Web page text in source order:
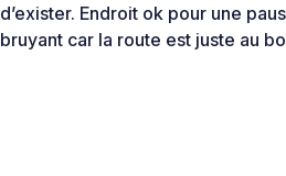
d’exister. Endroit ok pour une
bruyant car la route est juste au